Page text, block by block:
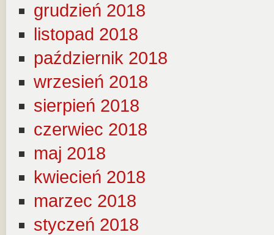
grudzień 2018
listopad 2018
październik 2018
wrzesień 2018
sierpień 2018
czerwiec 2018
maj 2018
kwiecień 2018
marzec 2018
styczeń 2018